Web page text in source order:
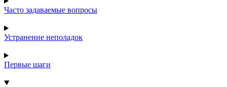
Часто задаваемые вопросы
Устранение неполадок
Первые шаги